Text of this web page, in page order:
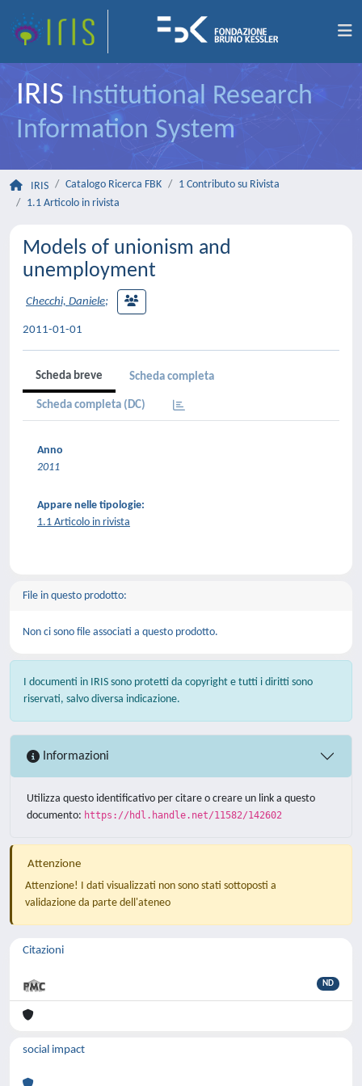
IRIS Institutional Research
Information System
IRIS Catalogo Ricerca FBK
1 Contributo su Rivista
1.1 Articolo in rivista
Models of unionism and
unemployment
Checchi, Daniele;
2011-01-01
Scheda breve Scheda completa
Scheda completa (DC)
Anno
2011
Appare nelle tipologie:
1.1 Articolo in rivista
File in questo prodotto:
Non ci sono file associati a questo prodotto.
I documenti in IRIS sono protetti da copyright e tutti i diritti sono
riservati, salvo diversa indicazione.
Informazioni
Utilizza questo identificativo per citare o creare un link a questo
documento: https://hdl.handle.net/11582/142602
Attenzione
Attenzione! I dati visualizzati non sono stati sottoposti a
validazione da parte dell'ateneo
Citazioni
ND
social impact